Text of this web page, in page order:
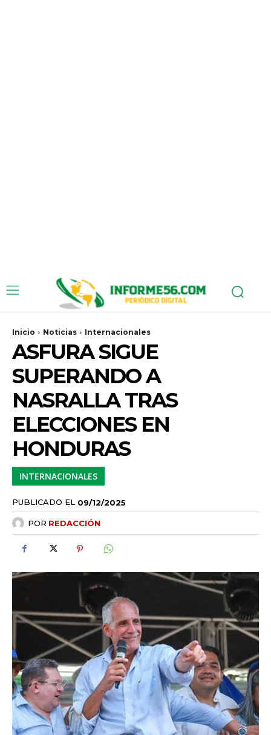
Inicio Noticias Internacionales
ASFURA SIGUE
SUPERANDO A
NASRALLA TRAS
ELECCIONES EN
HONDURAS
INTERNACIONALES
PUBLICADO EL 09/12/2025
POR REDACCIÓN